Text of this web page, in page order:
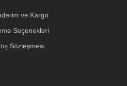
ve Kargo
Seçenekleri
Sözleşmesi